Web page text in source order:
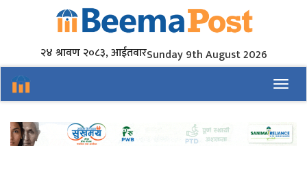
२४ श्रावण २०८३, आईतवारSunday 9th August 2026